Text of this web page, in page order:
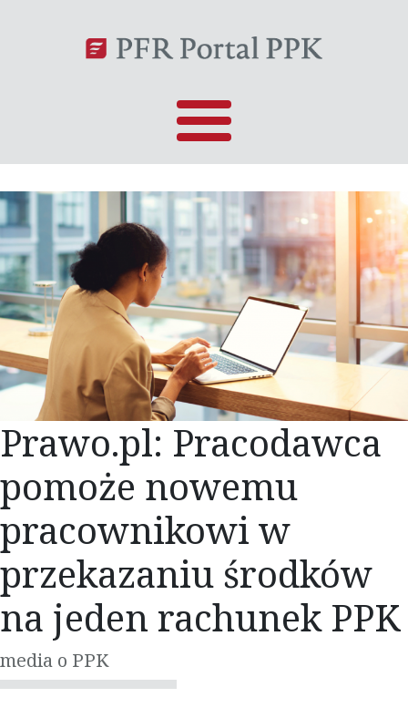
Prawo.pl: Pracodawca
pomoże nowemu
pracownikowi w
przekazaniu środków
na jeden rachunek PPK
media o PPK